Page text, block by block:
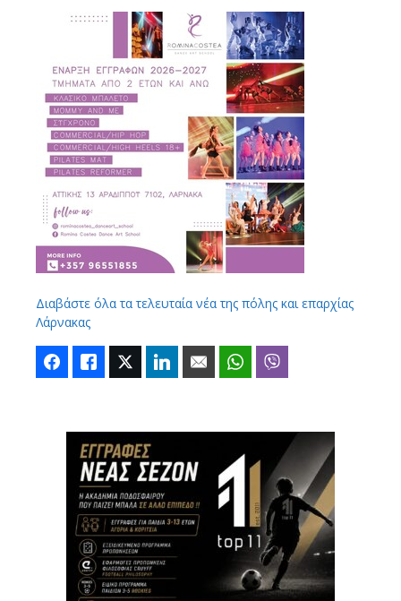
Διαβάστε όλα τα τελευταία νέα της πόλης και επαρχίας
Λάρνακας
FacebookLike Twitter LinkedIn Email WhatsApp